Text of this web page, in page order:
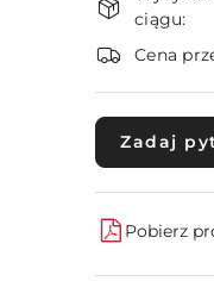
i
dostawa
ciągu:
Cena
Zadaj
Pobierz